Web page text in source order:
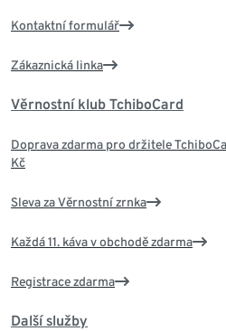
Kontaktní formulář
Zákaznická linka
Věrnostní klub TchiboCard
Doprava zdarma pro držitele
Kč
Sleva za Věrnostní zrnka
Každá 11. káva v obchodě zdarma
Registrace zdarma
Další služby